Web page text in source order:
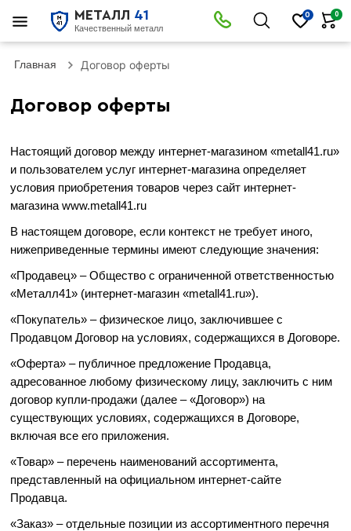
МЕТАЛЛ 41
Качественный металл
0 0
Главная Договор оферты
Договор оферты
Настоящий договор между интернет-магазином «metall41.ru»
и пользователем услуг интернет-магазина определяет
условия приобретения товаров через сайт интернет-
магазина www.metall41.ru
В настоящем договоре, если контекст не требует иного,
нижеприведенные термины имеют следующие значения:
«Продавец» – Общество с ограниченной ответственностью
«Металл41» (интернет-магазин «metall41.ru»).
«Покупатель» – физическое лицо, заключившее с
Продавцом Договор на условиях, содержащихся в Договоре.
«Оферта» – публичное предложение Продавца,
адресованное любому физическому лицу, заключить с ним
договор купли-продажи (далее – «Договор») на
существующих условиях, содержащихся в Договоре,
включая все его приложения.
«Товар» – перечень наименований ассортимента,
представленный на официальном интернет-сайте
Продавца.
«Заказ» – отдельные позиции из ассортиментного перечня